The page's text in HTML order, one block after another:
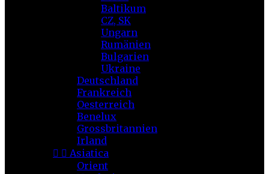
Baltikum
CZ, SK
Ungarn
Rumänien
Bulgarien
Ukraine
Deutschland
Frankreich
Oesterreich
Benelux
Grossbritannien
Irland
  Asiatica
Orient